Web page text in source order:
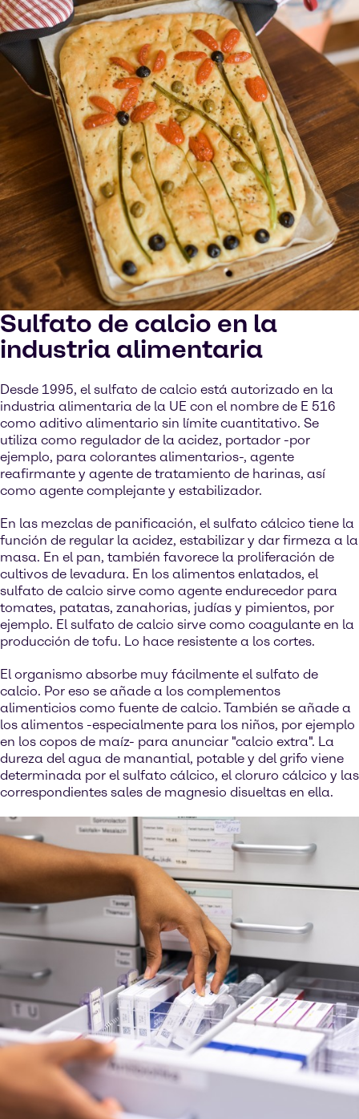
Sulfato de calcio en la
industria alimentaria
Desde 1995, el sulfato de calcio está autorizado en la
industria alimentaria de la UE con el nombre de E 516
como aditivo alimentario sin límite cuantitativo. Se
utiliza como regulador de la acidez, portador -por
ejemplo, para colorantes alimentarios-, agente
reafirmante y agente de tratamiento de harinas, así
como agente complejante y estabilizador.
En las mezclas de panificación, el sulfato cálcico tiene la
función de regular la acidez, estabilizar y dar firmeza a la
masa. En el pan, también favorece la proliferación de
cultivos de levadura. En los alimentos enlatados, el
sulfato de calcio sirve como agente endurecedor para
tomates, patatas, zanahorias, judías y pimientos, por
ejemplo. El sulfato de calcio sirve como coagulante en la
producción de tofu. Lo hace resistente a los cortes.
El organismo absorbe muy fácilmente el sulfato de
calcio. Por eso se añade a los complementos
alimenticios como fuente de calcio. También se añade a
los alimentos -especialmente para los niños, por ejemplo
en los copos de maíz- para anunciar "calcio extra". La
dureza del agua de manantial, potable y del grifo viene
determinada por el sulfato cálcico, el cloruro cálcico y las
correspondientes sales de magnesio disueltas en ella.